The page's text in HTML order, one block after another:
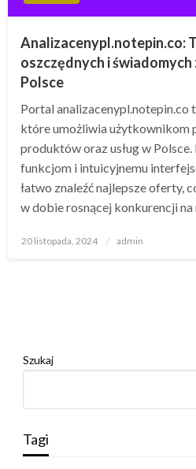
Analizacenypl.notepin.co:
oszczędnych i
Polsce
Portal analizacenypl.notepin.co
które umożliwia użytkownikom
produktów oraz usług w
funkcjom i intuicyjnemu
łatwo znaleźć najlepsze oferty,
w dobie rosnącej konkurencji
Opublikowane
20 listopada, 2024 admin
Szukaj
Tagi